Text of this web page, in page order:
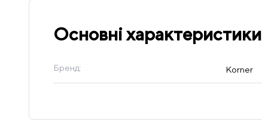
Основні характеристики
Бренд: Korner